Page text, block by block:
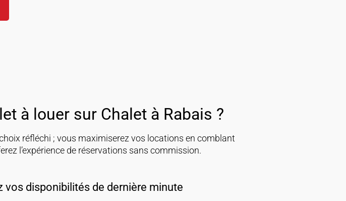
à louer sur Chalet à Rabais ?
réfléchi ; vous maximiserez vos locations en comblant
l’expérience de réservations sans commission.
vos disponibilités de dernière minute